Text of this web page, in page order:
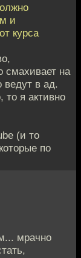
и
курса
смахивает на
ведут в ад.
то я активно
(и то
по
мрачно